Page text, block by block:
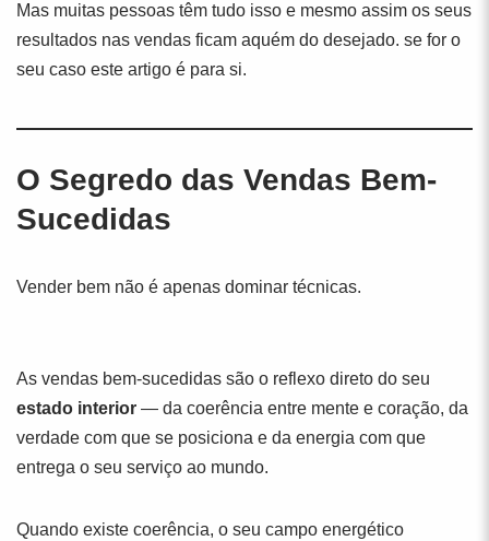
Mas muitas pessoas têm tudo isso e mesmo assim os seus
resultados nas vendas ficam aquém do desejado. se for o
seu caso este artigo é para si.
O Segredo das Vendas Bem-
Sucedidas
Vender bem não é apenas dominar técnicas.
As vendas bem-sucedidas são o reflexo direto do seu
estado interior — da coerência entre mente e coração, da
verdade com que se posiciona e da energia com que
entrega o seu serviço ao mundo.
Quando existe coerência, o seu campo energético